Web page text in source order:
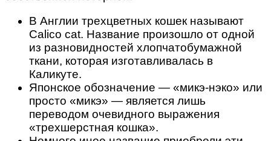
В Англии трехцветных кошек называют
Calico cat. Название произошло от одной
из разновидностей хлопчатобумажной
ткани, которая изготавливалась в
Каликуте.
Японское обозначение — «микэ-нэко» или
просто «микэ» — является лишь
переводом очевидного выражения
«трехшерстная кошка».